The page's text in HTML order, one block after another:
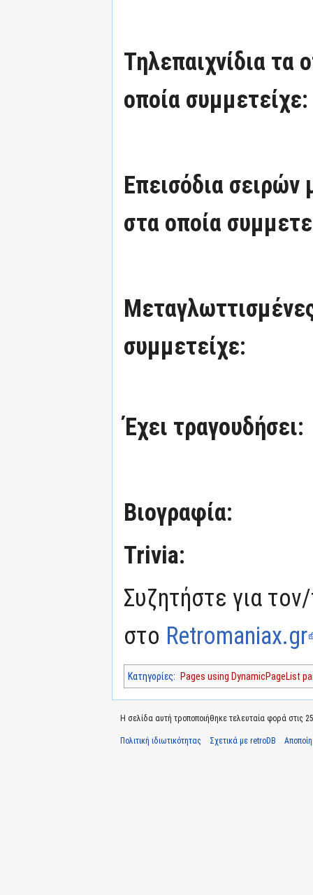
Τηλεπαιχνίδια τα
οποία συμμετείχε:
Επεισόδια
στα οποία
συμμετείχε:
Έχει τραγουδήσει:
Βιογραφία:
Trivia:
Συζητήστε για
στο Retromaniax.gr
Κατηγορίες: Pages using DynamicPageList
Η σελίδα αυτή τροποποιήθηκε τελευταία φορά στις 25
Πολιτική ιδιωτικότητας Σχετικά με retroDB